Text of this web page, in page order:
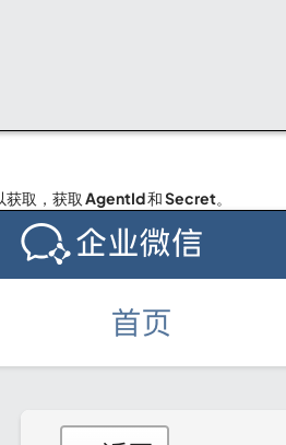
获取，获取 AgentId和Secret